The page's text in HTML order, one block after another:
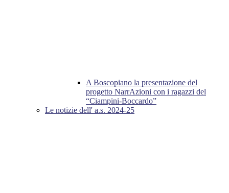
A Boscopiano la presentazione del
progetto NarrAzioni con i ragazzi del
“Ciampini-Boccardo”
Le notizie dell' a.s. 2024-25